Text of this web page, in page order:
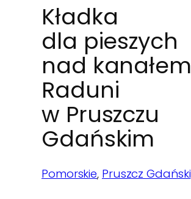
Kładka
dla pieszych
nad kanałem
Raduni
w Pruszczu
Gdańskim
Pomorskie, Pruszcz Gdański